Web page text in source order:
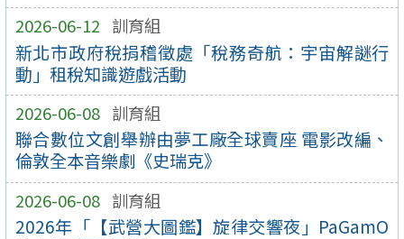
2026-06-12 訓育組
新北市政府稅捐稽徵處「稅務奇航：宇宙解謎行
動」租稅知識遊戲活動
2026-06-08 訓育組
聯合數位文創舉辦由夢工廠全球賣座 電影改編、
倫敦全本音樂劇《史瑞克》
2026-06-08 訓育組
2026年「【武營大圖鑑】旋律交響夜」PaGamO